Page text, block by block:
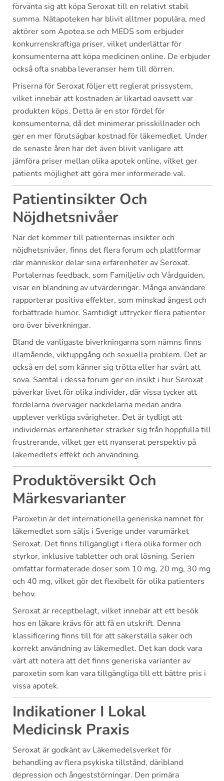
förvänta sig att köpa Seroxat till en relativt stabil
summa. Nätapoteken har blivit alltmer populära, med
aktörer som Apotea.se och MEDS som erbjuder
konkurrenskraftiga priser, vilket underlättar för
konsumenterna att köpa medicinen online. De erbjuder
också ofta snabba leveranser hem till dörren.
Priserna för Seroxat följer ett reglerat prissystem,
vilket innebär att kostnaden är likartad oavsett var
produkten köps. Detta är en stor fördel för
konsumenterna, då det minimerar prisskillnader och
ger en mer förutsägbar kostnad för läkemedlet. Under
de senaste åren har det även blivit vanligare att
jämföra priser mellan olika apotek online, vilket ger
patients möjlighet att göra mer informerade val.
Patientinsikter Och
Nöjdhetsnivåer
När det kommer till patienternas insikter och
nöjdhetsnivåer, finns det flera forum och plattformar
där människor delar sina erfarenheter av Seroxat.
Portalernas feedback, som Familjeliv och Vårdguiden,
visar en blandning av utvärderingar. Många användare
rapporterar positiva effekter, som minskad ångest och
förbättrade humör. Samtidigt uttrycker flera patienter
oro över biverkningar.
Bland de vanligaste biverkningarna som nämns finns
illamående, viktuppgång och sexuella problem. Det är
också en del som känner sig trötta eller har svårt att
sova. Samtal i dessa forum ger en insikt i hur Seroxat
påverkar livet för olika individer, där vissa tycker att
fördelarna överväger nackdelarna medan andra
upplever verkliga svårigheter. Det är tydligt att
individernas erfarenheter sträcker sig från hoppfulla till
frustrerande, vilket ger ett nyanserat perspektiv på
läkemedlets effekt och användning.
Produktöversikt Och
Märkesvarianter
Paroxetin är det internationella generiska namnet för
läkemedlet som säljs i Sverige under varumärket
Seroxat. Det finns tillgängligt i flera olika former och
styrkor, inklusive tabletter och oral lösning. Serien
omfattar formaterade doser som 10 mg, 20 mg, 30 mg
och 40 mg, vilket gör det flexibelt för olika patienters
behov.
Seroxat är receptbelagt, vilket innebär att ett besök
hos en läkare krävs för att få en utskrift. Denna
klassificering finns till för att säkerställa säker och
korrekt användning av läkemedlet. Det kan dock vara
värt att notera att det finns generiska varianter av
paroxetin som kan vara tillgängliga till ett bättre pris i
vissa apotek.
Indikationer I Lokal
Medicinsk Praxis
Seroxat är godkänt av Läkemedelsverket för
behandling av flera psykiska tillstånd, däribland
depression och ångeststörningar. Den primära